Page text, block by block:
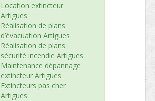
Location extincteur
Artigues
Réalisation de plans
d’évacuation Artigues
Réalisation de plans
sécurité incendie Artigues
Maintenance dépannage
extincteur Artigues
Extincteurs pas cher
Artigues